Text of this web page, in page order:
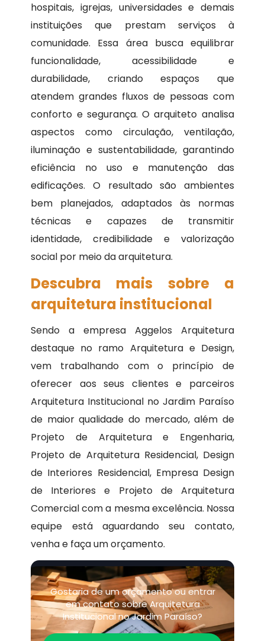
hospitais, igrejas, universidades e demais
instituições que prestam serviços à
comunidade. Essa área busca equilibrar
funcionalidade, acessibilidade e
durabilidade, criando espaços que
atendem grandes fluxos de pessoas com
conforto e segurança. O arquiteto analisa
aspectos como circulação, ventilação,
iluminação e sustentabilidade, garantindo
eficiência no uso e manutenção das
edificações. O resultado são ambientes
bem planejados, adaptados às normas
técnicas e capazes de transmitir
identidade, credibilidade e valorização
social por meio da arquitetura.
Descubra mais sobre a
arquitetura institucional
Sendo a empresa Aggelos Arquitetura
destaque no ramo Arquitetura e Design,
vem trabalhando com o princípio de
oferecer aos seus clientes e parceiros
Arquitetura Institucional no Jardim Paraíso
de maior qualidade do mercado, além de
Projeto de Arquitetura e Engenharia,
Projeto de Arquitetura Residencial, Design
de Interiores Residencial, Empresa Design
de Interiores e Projeto de Arquitetura
Comercial com a mesma excelência. Nossa
equipe está aguardando seu contato,
venha e faça um orçamento.
Gostaria de um orçamento ou entrar
em contato sobre Arquitetura
Institucional no Jardim Paraíso?